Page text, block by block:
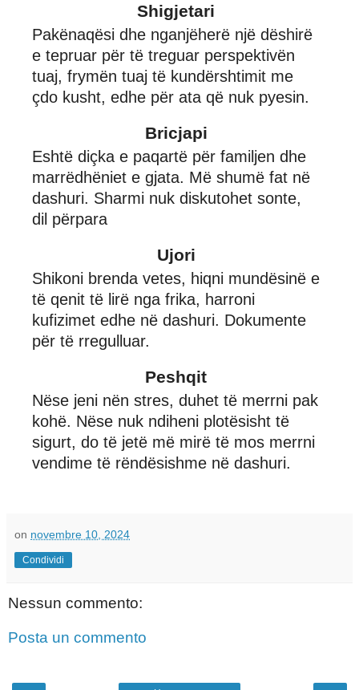
Shigjetari
Pakënaqësi dhe nganjëherë një dëshirë
e tepruar për të treguar perspektivën
tuaj, frymën tuaj të kundërshtimit me
çdo kusht, edhe për ata që nuk pyesin.
Bricjapi
Eshtë diçka e paqartë për familjen dhe
marrëdhëniet e gjata. Më shumë fat në
dashuri. Sharmi nuk diskutohet sonte,
dil përpara
Ujori
Shikoni brenda vetes, hiqni mundësinë e
të qenit të lirë nga frika, harroni
kufizimet edhe në dashuri. Dokumente
për të rregulluar.
Peshqit
Nëse jeni nën stres, duhet të merrni pak
kohë. Nëse nuk ndiheni plotësisht të
sigurt, do të jetë më mirë të mos merrni
vendime të rëndësishme në dashuri.
on novembre 10, 2024
Condividi
Nessun commento:
Posta un commento